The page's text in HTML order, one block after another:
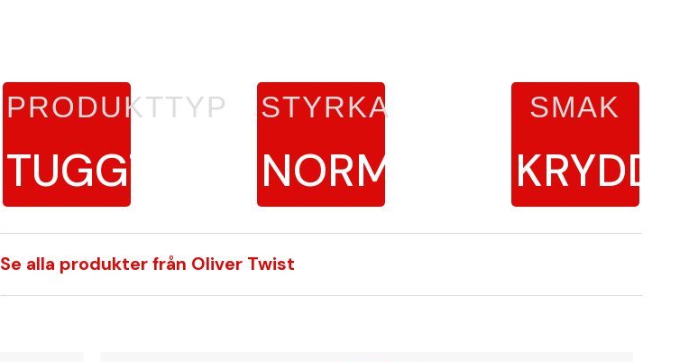
PRODUKTTYP
TUGGTOBAK
STYRKA
NORMAL
SMAK
Se alla produkter från Oliver Twist